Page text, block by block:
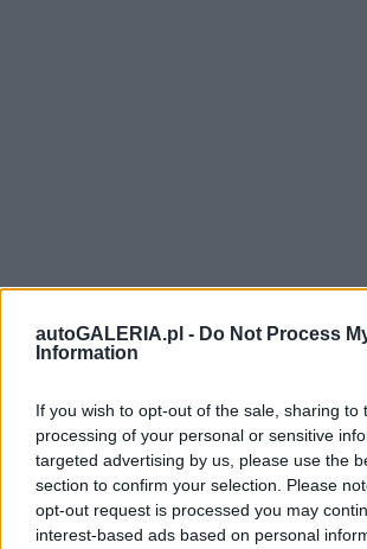
autoGALERIA.pl - Do Not Process
Information
If you wish to opt-out of the sale, sharing to
processing of your personal or sensitive
targeted advertising by us, please use the
section to confirm your selection. Please
opt-out request is processed you may
interest-based ads based on personal